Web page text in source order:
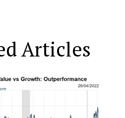
Articles